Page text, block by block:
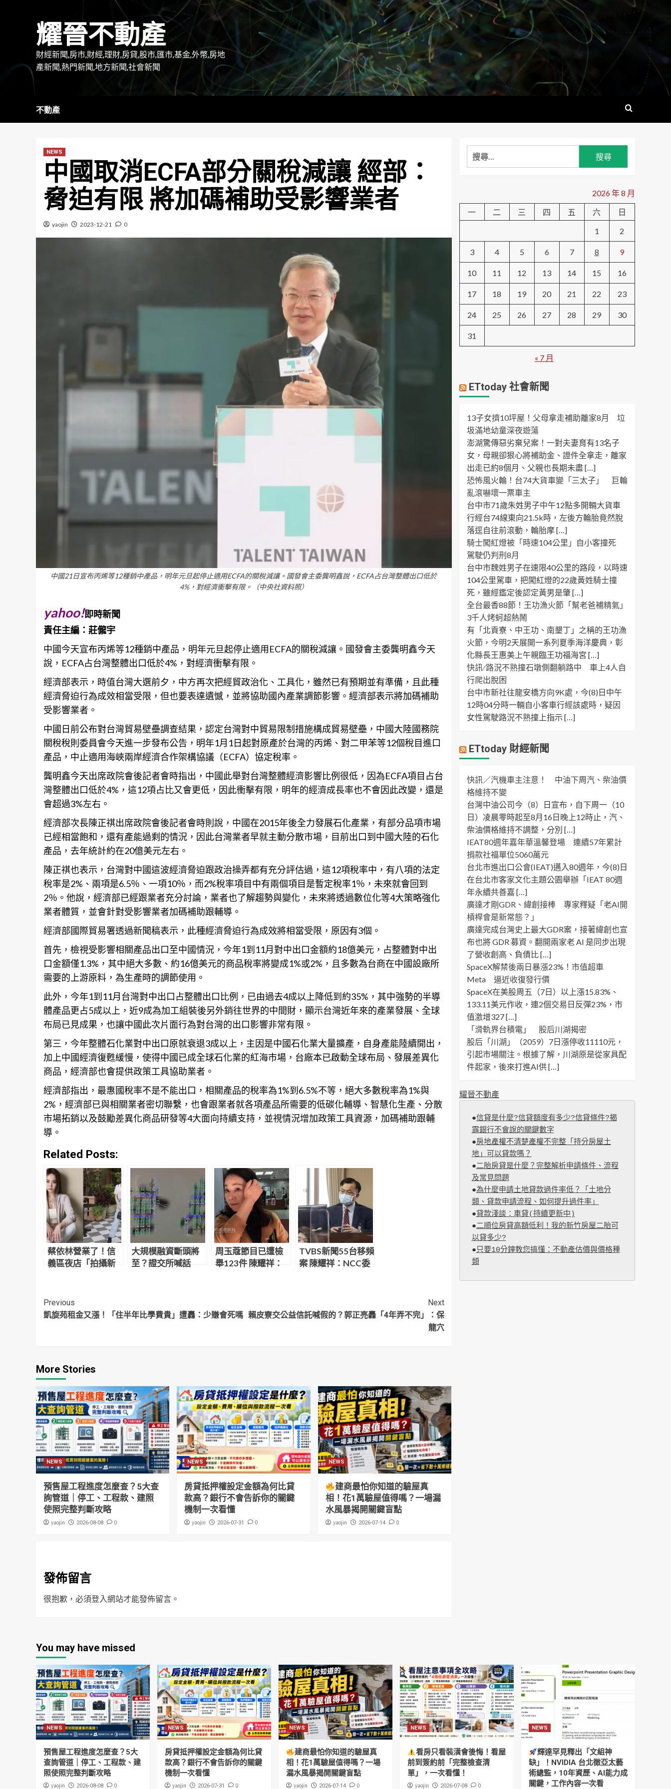
耀晉不動產
財經新聞,房市,財經,理財,房貸,股市,匯市,基金,外幣,房地
產新聞,熱門新聞,地方新聞,社會新聞
不動產
NEWS
中國取消ECFA部分關稅減讓 經部：
脅迫有限 將加碼補助受影響業者
yaojin 2023-12-21 0
中國21日宣布丙烯等12種銷中產品，明年元旦起停止適用ECFA的關稅減讓。國發會主委龔明鑫說，ECFA占台灣整體出口低於
4%，對經濟衝擊有限。（中央社資料照）
yahoo!即時新聞
責任主編：莊儱宇
中國今天宣布丙烯等12種銷中產品，明年元旦起停止適用ECFA的關稅減讓。國發會主委龔明鑫今天
說，ECFA占台灣整體出口低於4%，對經濟衝擊有限。
經濟部表示，時值台灣大選前夕，中方再次把經貿政治化、工具化，雖然已有預期並有準備，且此種
經濟脅迫行為成效相當受限，但也要表達遺憾，並將協助國內產業調節影響。經濟部表示將加碼補助
受影響業者。
中國日前公布對台灣貿易壁壘調查結果，認定台灣對中貿易限制措施構成貿易壁壘，中國大陸國務院
關稅稅則委員會今天進一步發布公告，明年1月1日起對原產於台灣的丙烯、對二甲苯等12個稅目進口
產品，中止適用海峽兩岸經濟合作架構協議（ECFA）協定稅率。
龔明鑫今天出席政院會後記者會時指出，中國此舉對台灣整體經濟影響比例很低，因為ECFA項目占台
灣整體出口低於4%，這12項占比又會更低，因此衝擊有限，明年的經濟成長率也不會因此改變，還是
會超過3%左右。
經濟部次長陳正祺出席政院會後記者會時則說，中國在2015年後全力發展石化產業，有部分品項市場
已經相當飽和，還有產能過剩的情況，因此台灣業者早就主動分散市場，目前出口到中國大陸的石化
產品，去年統計約在20億美元左右。
陳正祺也表示，台灣對中國這波經濟脅迫跟政治操弄都有充分評估過，這12項稅率中，有八項的法定
稅率是2%、兩項是6.5％、一項10％，而2%稅率項目中有兩個項目是暫定稅率1％，未來就會回到
2％。他說，經濟部已經跟業者充分討論，業者也了解趨勢與變化，未來將透過數位化等4大策略強化
業者體質，並會針對受影響業者加碼補助跟輔導。
經濟部國際貿易署透過新聞稿表示，此種經濟脅迫行為成效將相當受限，原因有3個。
首先，檢視受影響相關產品出口至中國情況，今年1到11月對中出口金額約18億美元，占整體對中出
口金額僅1.3%，其中絕大多數、約16億美元的商品稅率將變成1%或2%，且多數為台商在中國設廠所
需要的上游原料，為生產時的調節使用。
此外，今年1到11月台灣對中出口占整體出口比例，已由過去4成以上降低到約35%，其中強勢的半導
體產品更占5成以上，近9成為加工組裝後另外銷往世界的中間財，顯示台灣近年來的產業發展、全球
布局已見成果，也讓中國此次片面行為對台灣的出口影響非常有限。
第三，今年整體石化業對中出口原就衰退3成以上，主因是中國石化業大量擴產，自身產能陸續開出，
加上中國經濟復甦緩慢，使得中國已成全球石化業的紅海市場，台廠本已啟動全球布局、發展差異化
商品，經濟部也會提供政策工具協助業者。
經濟部指出，最惠國稅率不是不能出口，相關產品的稅率為1%到6.5%不等，絕大多數稅率為1%與
2%，經濟部已與相關業者密切聯繫，也會跟業者就各項產品所需要的低碳化輔導、智慧化生產、分散
市場拓銷以及鼓勵差異化商品研發等4大面向持續支持，並視情況增加政策工具資源，加碼補助跟輔
導。
Related Posts:
蔡依林營業了！信
義區夜店「拍攝新
掉
大規模融資斷頭將
至？證交所喊話
周玉蔻節目已遭檢
舉123件 陳耀祥：
TVBS新聞55台移頻
案 陳耀祥：NCC委
Continue
Reading
Previous
凱旋苑租金又漲！「住半年比學費貴」遭轟：少賺會死嗎
Next
賴皮寮交公益信託喊假的？郭正亮轟「4年弄不完」：保
龍穴
More Stories
NEWS
預售屋工程進度怎麼查？5大查
詢管道｜停工、工程款、建照
使照完整判斷攻略
yaojin 2026-08-08 0
NEWS
房貸抵押權設定金額為何比貸
款高？銀行不會告訴你的關鍵
機制一次看懂
yaojin 2026-07-31 0
NEWS
建商最怕你知道的驗屋真
相！花1萬驗屋值得嗎？一場漏
水風暴揭開關鍵盲點
yaojin 2026-07-14 0
發佈留言
很抱歉，必須登入網站才能發佈留言。
搜
尋
字:
2026 年 8 月
一
二 三 四 五 六
日
1
2
3 4 5 6 7 8 9
10 11 12 13 14 15 16
17 18 19 20 21 22 23
24 25 26 27 28 29 30
31
« 7 月
ETtoday 社會新聞
13子女擠10坪屋！父母拿走補助離家8月 垃
圾滿地幼童深夜遊蕩
澎湖驚傳惡劣棄兒案！一對夫妻育有13名子
女，母親卻狠心將補助金、證件全拿走，離家
出走已約8個月、父親也長期未盡 […]
恐怖風火輪！台74大貨車變「三太子」 巨輪
亂滾嚇壞一票車主
台中市71歲朱姓男子中午12點多開輛大貨車
行經台74線東向21.5k時，左後方輪胎竟然脫
落逕自往前滾動，輪胎摩 […]
騎士闖紅燈被「時速104公里」自小客撞死
駕駛仍判刑8月
台中市魏姓男子在速限40公里的路段，以時速
104公里駕車，把闖紅燈的22歲黃姓騎士撞
死，雖經鑑定後認定黃男是肇 […]
全台最香88節！王功漁火節「幫老爸補精氣」
3千人烤蚵超熱鬧
有「北貢寮、中王功、南墾丁」之稱的王功漁
火節，今明2天展開一系列夏季海洋慶典，彰
化縣長王惠美上午親臨王功福海宮 […]
快訊 ∕ 路況不熟撞石墩側翻躺路中 車上4人自
行爬出脫困
台中市新社往龍安橋方向9K處，今(8)日中午
12時04分時一輛自小客車行經該處時，疑因
女性駕駛路況不熟撞上指示 […]
ETtoday 財經新聞
快訊／汽機車主注意！ 中油下周汽、柴油價
格維持不變
台灣中油公司今（8）日宣布，自下周一（10
日）凌晨零時起至8月16日晚上12時止，汽、
柴油價格維持不調整，分別 […]
IEAT80週年嘉年華溫馨登場 連續57年累計
捐款社福單位5060萬元
台北市進出口公會(IEAT)邁入80週年，今(8)日
在台北市客家文化主題公園舉辦「IEAT 80週
年永續共善嘉 […]
廣達才剛GDR、緯創接棒 專家釋疑「老AI開
槓桿會是新常態？」
廣達完成台灣史上最大GDR案，接著緯創也宣
布也將 GDR 募資。翻開兩家老 AI 是同步出現
了營收創高、負債比 […]
SpaceX解禁後兩日暴漲23%！市值超車
Meta 逼近收復發行價
SpaceX在美股周五（7日）以上漲15.83%、
133.11美元作收，連2個交易日反彈23%，市
值激增327 […]
「滑軌界台積電」 股后川湖揭密
股后「川湖」（2059）7日漲停收11110元，
引起市場關注。根據了解，川湖原是從家具配
件起家，後來打進AI供 […]
耀晉不動產
●信貸是什麼?信貸額度有多少?信貸條件?揭
露銀行不會說的關鍵數字
●房地產權不清楚產權不完整「持分房屋土
地」可以貸款嗎？
●二胎房貸是什麼？完整解析申請條件、流程
及常見問題
●為什麼申請土地貸款過件率低？「土地分
類、貸款申請流程、如何提升過件率」
●貸款淺談：車貸(持續更新中)
●二順位房貸高額低利！我的新竹房屋二胎可
以貸多少?
●只要10分鐘教您搞懂：不動產估價與價格種
類
You may have missed
NEWS
預售屋工程進度怎麼查？5大
查詢管道｜停工、工程款、建
照使照完整判斷攻略
yaojin 2026-08-08 0
NEWS
房貸抵押權設定金額為何比貸
款高？銀行不會告訴你的關鍵
機制一次看懂
yaojin 2026-07-31 0
NEWS
建商最怕你知道的驗屋真
相！花1萬驗屋值得嗎？一場
漏水風暴揭開關鍵盲點
yaojin 2026-07-14 0
NEWS
看房只看裝潢會後悔！看屋
前到簽約前「完整檢查清
單」，一次看懂！
yaojin 2026-07-08 0
NEWS
輝達罕見釋出「文組神
缺」！NVIDIA 台北徵亞太藝
術總監，10年資歷、AI能力成
關鍵，工作內容一次看